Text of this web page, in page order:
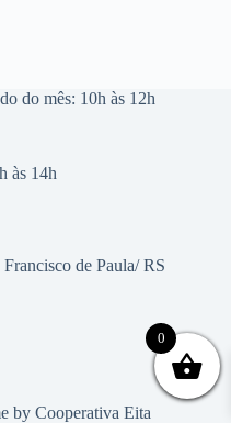
do mês: 10h às 12h
às 14h
de Paula/ RS
by Cooperativa Eita
0